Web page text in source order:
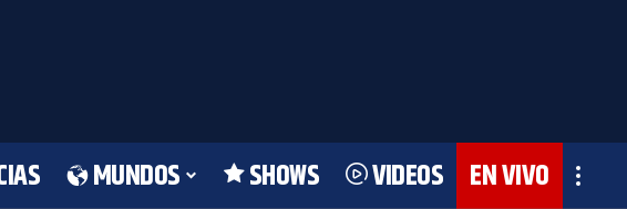
MUNDOS SHOWS VIDEOS EN VIVO